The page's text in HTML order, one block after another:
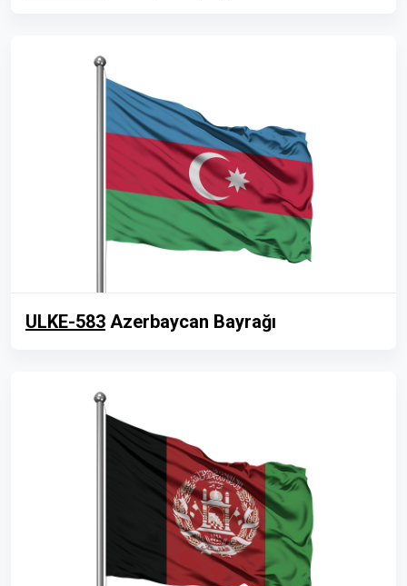
ULKE-583 Azerbaycan Bayrağı